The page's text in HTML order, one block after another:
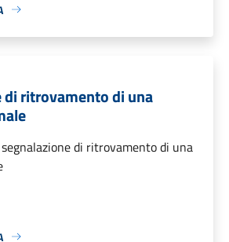
di ritrovamento di una
di ritrovamento di una